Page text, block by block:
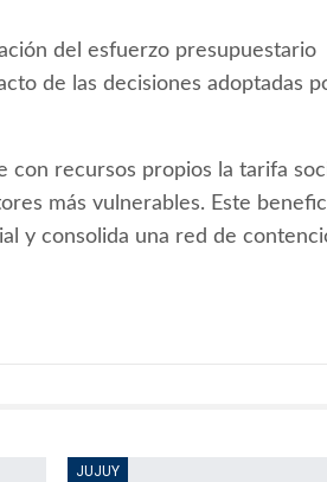
del esfuerzo presupuestario
de las decisiones adoptadas
recursos propios la tarifa
más vulnerables. Este
y consolida una red de
JUJUY